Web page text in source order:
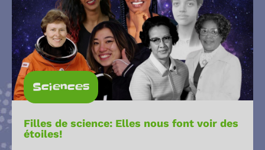
Sciences
Filles de science: Elles nous font voir des
étoiles!